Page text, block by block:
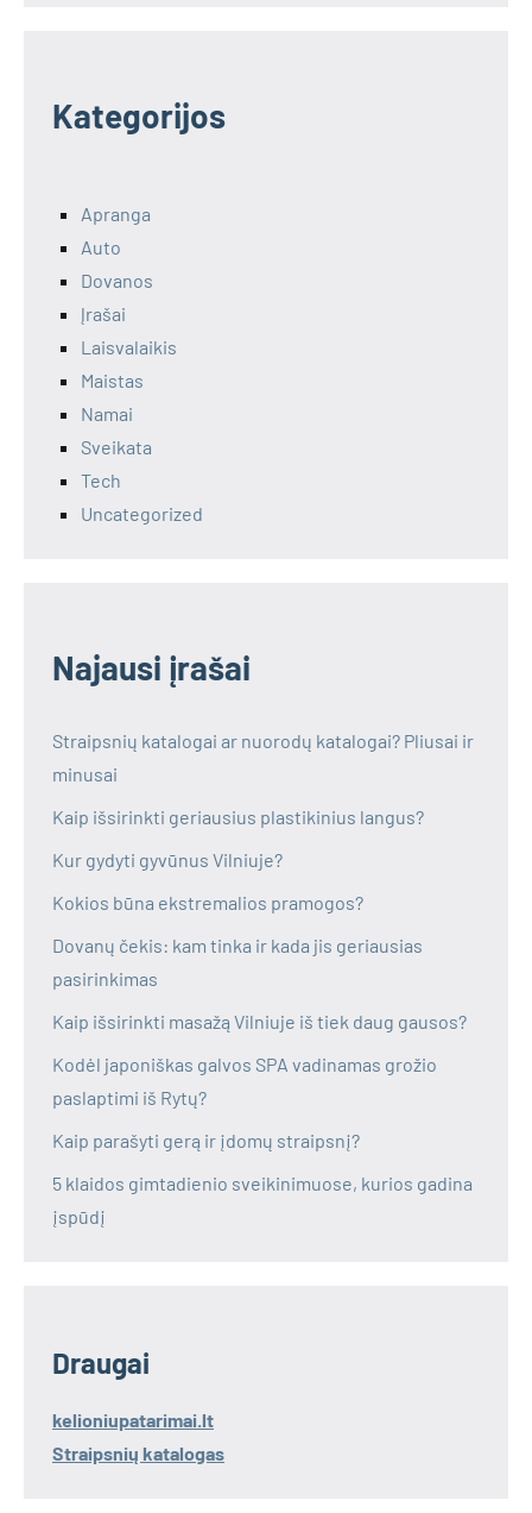
Kategorijos
Apranga
Auto
Dovanos
Įrašai
Laisvalaikis
Maistas
Namai
Sveikata
Tech
Uncategorized
Najausi įrašai
Straipsnių katalogai ar nuorodų katalogai? Pliusai ir
minusai
Kaip išsirinkti geriausius plastikinius langus?
Kur gydyti gyvūnus Vilniuje?
Kokios būna ekstremalios pramogos?
Dovanų čekis: kam tinka ir kada jis geriausias
pasirinkimas
Kaip išsirinkti masažą Vilniuje iš tiek daug gausos?
Kodėl japoniškas galvos SPA vadinamas grožio
paslaptimi iš Rytų?
Kaip parašyti gerą ir įdomų straipsnį?
5 klaidos gimtadienio sveikinimuose, kurios gadina
įspūdį
Draugai
kelioniupatarimai.lt
Straipsnių katalogas